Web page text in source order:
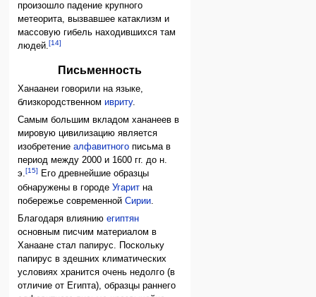
произошло падение крупного
метеорита, вызвавшее катаклизм и
массовую гибель находившихся там
людей.[14]
Письменность
Ханаанеи говорили на языке,
близкородственномивриту.
Самым большим вкладом хананеев в
мировую цивилизацию является
изобретениеалфавитного письма в
период между 2000 и 1600 гг. до н.
э.[15]
Его древнейшие образцы
обнаружены в городеУгарит на
побережье современнойСирии
Благодаря влияниюегиптян
основным писчим материалом в
Ханаане стал папирус. Поскольку
папирус в здешних климатических
условиях хранится очень недолго (в
отличие от Египта), образцы раннего